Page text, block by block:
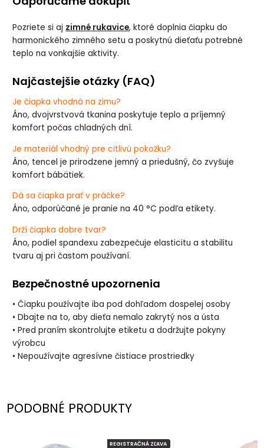
Pozriete si aj zimné rukavice, ktoré doplnia čiapku do
harmonického zimného setu a poskytnú dieťaťu potrebné
teplo na vonkajšie aktivity.
Najčastejšie otázky (FAQ)
Je čiapka vhodná na zimu?
Áno, dvojvrstvová tkanina poskytuje teplo a príjemný
komfort počas chladných dní.
Je materiál vhodný pre citlivú pokožku?
Áno, tencel je prirodzene jemný a priedušný, čo zvyšuje
komfort bábätiek.
Dá sa čiapka prať v práčke?
Áno, odporúčané je pranie na 40 °C podľa etikety.
Drží čiapka dobre tvar?
Áno, podiel spandexu zabezpečuje elasticitu a stabilitu
tvaru aj pri častom používaní.
Bezpečnostné upozornenia
• Čiapku používajte iba pod dohľadom dospelej osoby
• Dbajte na to, aby dieťa nemalo zakrytý nos a ústa
• Pred praním skontrolujte etiketu a dodržujte pokyny
výrobcu
• Nepoužívajte agresívne čistiace prostriedky
PODOBNÉ PRODUKTY
REGISTRAČNÁ ZĽAVA